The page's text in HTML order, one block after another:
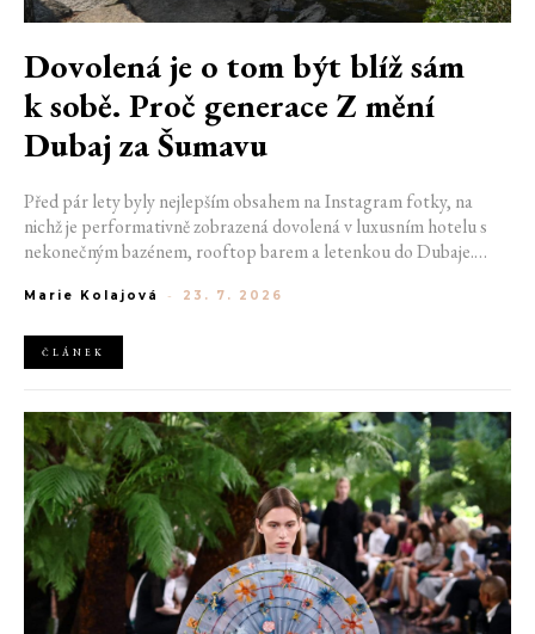
Dovolená je o tom být blíž sám
k sobě. Proč generace Z mění
Dubaj za Šumavu
Před pár lety byly nejlepším obsahem na Instagram fotky, na
nichž je performativně zobrazená dovolená v luxusním hotelu s
nekonečným bazénem, rooftop barem a letenkou do Dubaje.
horách. Ranní koupání v lomu. Výlet vlakem na Šumavu.
Marie Kolajová - 23. 7. 2026
ČLÁNEK